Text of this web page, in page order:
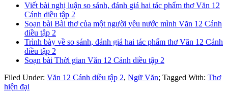
Viết bài nghị luận so sánh, đánh giá hai tác phẩm thơ Văn 12
Cánh diều tập 2
Soạn bài Bài thơ của một người yêu nước mình Văn 12 Cánh
diều tập 2
Trình bày về so sánh, đánh giá hai tác phẩm thơ Văn 12 Cánh
diều tập 2
Soạn bài Thời gian Văn 12 Cánh diều tập 2
Filed Under: Văn 12 Cánh diều tập 2, Ngữ Văn; Tagged With: Thơ
hiện đại